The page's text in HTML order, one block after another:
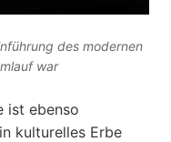
des modernen
war
ist ebenso
kulturelles Erbe